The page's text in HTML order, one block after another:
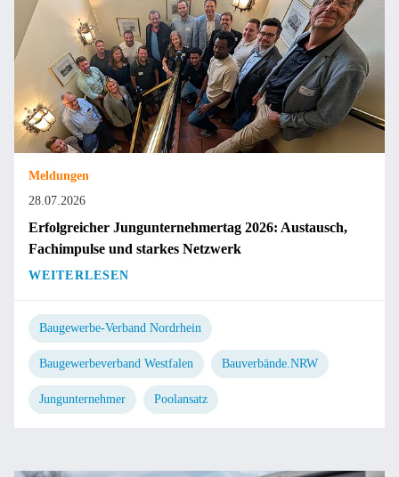
Meldungen
28.07.2026
Erfolgreicher Jungunternehmertag 2026: Austausch,
Fachimpulse und starkes Netzwerk
WEITERLESEN
Baugewerbe-Verband Nordrhein
Baugewerbeverband Westfalen Bauverbände.NRW
Jungunternehmer Poolansatz